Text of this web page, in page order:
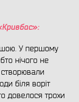
У першому
нічого не
біля воріт
довелося трохи